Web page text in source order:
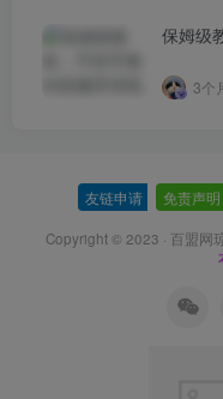
保姆级
3个
友链申请 免责声明
Copyright © 2023 · 百盟网